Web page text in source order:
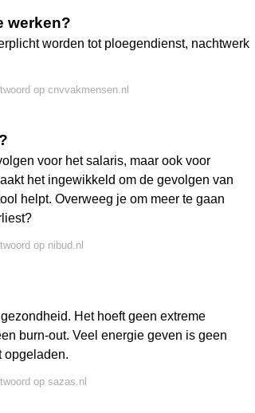
werken?
worden tot ploegendienst, nachtwerk
op cnvvakmensen.nl
voor het salaris, maar ook voor
het ingewikkeld om de gevolgen van
helpt. Overweeg je om meer te gaan
op nibud.nl
Het hoeft geen extreme
burn-out. Veel energie geven is geen
opgeladen.
op sazas.nl